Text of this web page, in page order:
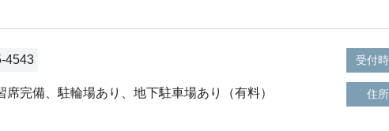
4543 受付
席完備、駐輪場あり、地下駐車場あり（有料） 住所